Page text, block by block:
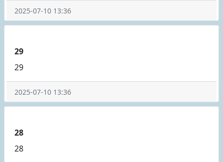
2025-07-10 13:36
29
29
2025-07-10 13:36
28
28